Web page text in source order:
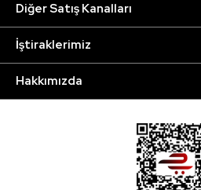
Diğer Satış Kanalları
İştiraklerimiz
Hakkımızda